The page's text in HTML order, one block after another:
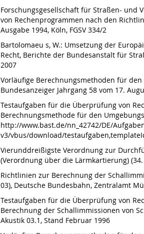
Forschungsgesellschaft für Straßen- und
von Rechenprogrammen nach den
Ausgabe 1994, Köln, FGSV 334/2
Bartolomaeu s, W.: Umsetzung der
Recht, Berichte der Bundesanstalt für
2007
Vorläufige Berechnungsmethoden für den
Bundesanzeiger Jahrgang 58 vom 17.
Testaufgaben für die Überprüfung von
Berechnungsmethode für den
http://www.bast.de/nn_42742/DE/
v3/vbus/download/
Vierunddreißigste Verordnung zur
(Verordnung über die Lärmkartierung) (34.
Richtlinien zur Berechnung der
03), Deutsche Bundesbahn, Zentralamt
Testaufgaben für die Überprüfung von
Berechnung der Schallimmissionen von
Akustik 03.1, Stand Februar 1996